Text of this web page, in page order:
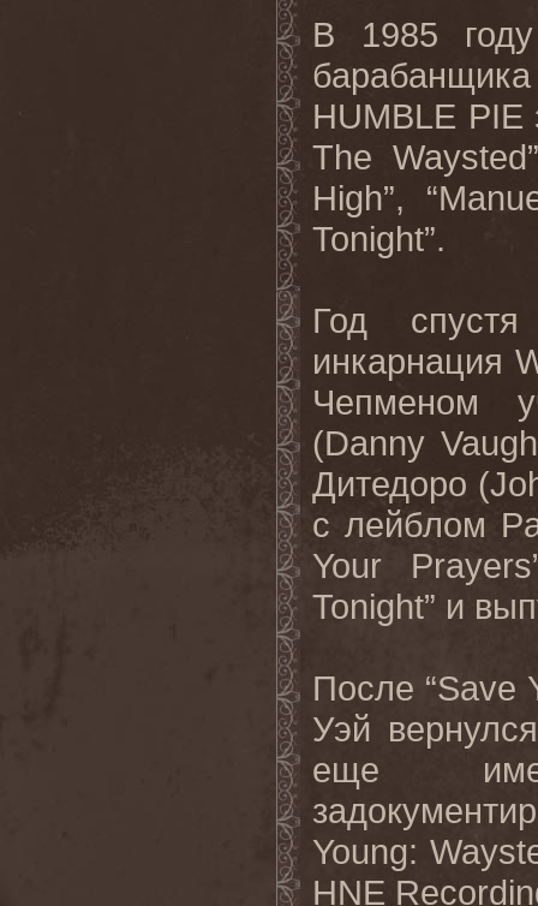
В 1985
HUMBLE PIE
The
High”,
Tonight”.
Год
инкарнация
Чепменом
(Danny
Дитедоро
с лейблом
Your
Tonight” и
После “Save
Уэй
еще
Young:
HNE